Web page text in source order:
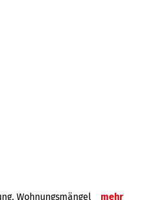
Wohnungsmängel mehr